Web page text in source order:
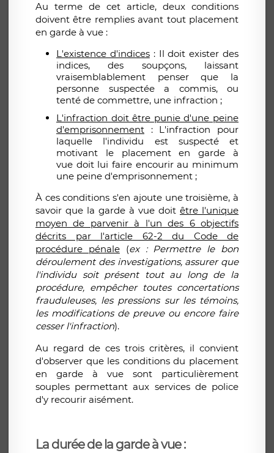
Au terme de cet article, deux conditions
doivent être remplies avant tout placement
en garde à vue :
L'existence d'indices: Il doit exister des
indices, des soupçons, laissant
vraisemblablement penser que la
personne suspectée a commis, ou
tenté de commettre, une infraction ;
L'infraction doit être punie d'une peine
d'emprisonnement : L'infraction pour
laquelle l'individu est suspecté et
motivant le placement en garde à
vue doit lui faire encourir au minimum
une peine d'emprisonnement ;
À ces conditions s'en ajoute une troisième, à
savoir que la garde à vue doit être l'unique
moyen de parvenir à l'un des 6 objectifs
décrits par l'article 62-2 du Code de
procédure pénale(ex : Permettre le bon
déroulement des investigations, assurer que
l'individu soit présent tout au long de la
procédure, empêcher toutes concertations
frauduleuses, les pressions sur les témoins,
les modifications de preuve ou encore faire
cesser l'infraction).
Au regard de ces trois critères, il convient
d'observer que les conditions du placement
en garde à vue sont particulièrement
souples permettant aux services de police
d'y recourir aisément.
La durée de la garde à vue :